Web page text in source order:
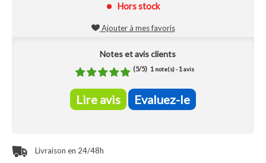
Hors stock
Ajouter à mes favoris
Notes et avis clients
(5/5) 1note(s) -1avis
Lire avis Evaluez-le
Livraison en 24/48h